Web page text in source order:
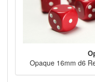
Opaque 16mm d6